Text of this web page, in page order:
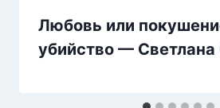
Любовь или
убийство — Светлана